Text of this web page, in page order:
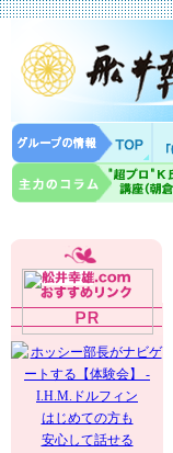
はじめての方も
安心して話せる